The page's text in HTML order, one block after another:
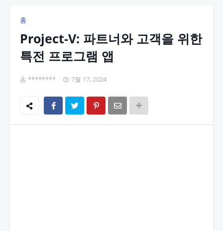
홈
Project-V: 파트너와 고객을 위한
특전 프로그램 앱
******** 7월 17, 2024